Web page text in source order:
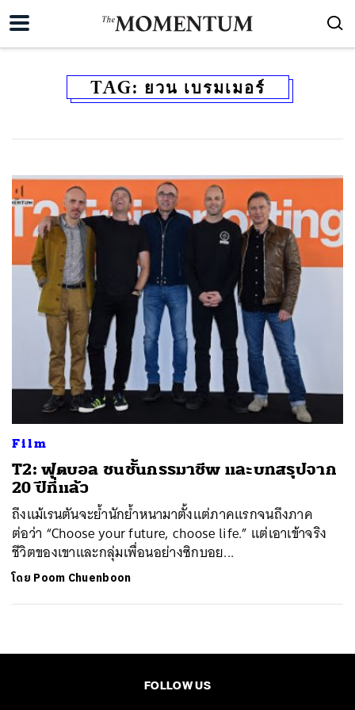
TAG: ยวน เบรมเมอร์
Film
T2: ฟุตบอล ชนชั้นกรรมาชีพ และบทสรุปจาก
20 ปีที่แล้ว
ถึงแม้เรนตันจะย้ำนักย้ำหนามาตั้งแต่ภาคแรกจนถึงภาค
ต่อว่า “Choose your future, choose life.” แต่เอาเข้าจริง
ชีวิตของเขาและกลุ่มเพื่อนอย่างซิกบอย...
โดย Poom Chuenboon
FOLLOW US
SHARE LINE EMAIL